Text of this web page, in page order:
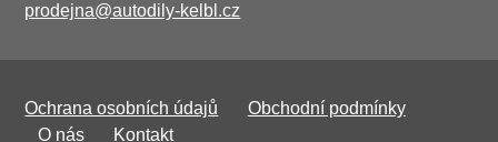
prodejna@autodily-kelbl.cz
Ochrana osobních údajů
Obchodní podmínky
O nás
Kontakt